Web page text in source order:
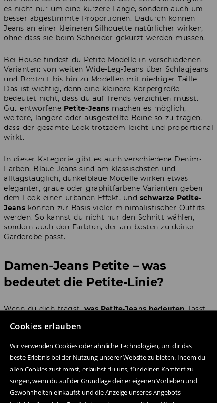
Cookies erlauben
Wir verwenden Cookies oder ähnliche Technologien, um dir das
beste Erlebnis bei der Nutzung unserer Website zu bieten. Indem du
allen Cookies zustimmst, erlaubst du uns, für deinen Komfort zu
sorgen, wenn du auf der Grundlage deiner eigenen Vorlieben und
Gewohnheiten einkaufst und die Anzeige unseres Angebots
es nicht nur um eine kürzere Länge, sondern auch um
besser abgestimmte Proportionen. Dadurch können
Jeans an einer kleineren Silhouette natürlicher wirken,
ohne dass sie beim Schneider gekürzt werden müssen.
Bei House findest du Petite-Modelle in verschiedenen
Varianten: von weiten Wide-Leg-Jeans über Schlagjeans
und Bootcut bis hin zu Modellen mit niedriger Taille.
Das ist wichtig, denn eine kleinere Körpergröße
bedeutet nicht, dass du auf Trends verzichten musst.
Gut entworfene Petite-Jeans machen es möglich,
weitere, längere oder ausgestellte Beine so zu tragen,
dass der gesamte Look trotzdem leicht und proportional
wirkt.
In dieser Kategorie gibt es auch verschiedene Denim-
Farben. Blaue Jeans sind am klassischsten und
alltagstauglich, dunkelblaue Modelle wirken etwas
eleganter, graue oder graphitfarbene Varianten geben
dem Look einen urbanen Effekt, und schwarze Petite-
Jeanskönnen zur Basis vieler minimalistischer Outfits
werden. So kannst du nicht nur den Schnitt wählen,
sondern auch den Farbton, der am besten zu deiner
Garderobe passt.
Damen-Jeans Petite – was
bedeutet die Petite-Linie?
Wenn du dich fragst,was Petite-Jeans bedeuten, lässt
Personen entworfen wurden. Petite bedeutet nicht nur
Proportionen des Kleidungsstücks, also darum, wo Taille,
Knie, Hüfte, Beinverlauf und Saum sitzen.
Das ist besonders wichtig bei Schnitten mit klarer
Konstruktion. Bei Wide-Leg-Jeans sollte das Bein weit
sein, ohne die Silhouette zu beschweren. Bei Schlagjeans